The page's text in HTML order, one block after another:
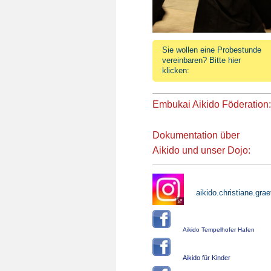
Sie wollen eine Probestunde
vereinbaren? Bitte hier
klicken:
Embukai Aikido Föderation:
Dokumentation über
Aikido und unser Dojo:
Aikido Tempelhofer Hafen
Aikido für Kinder